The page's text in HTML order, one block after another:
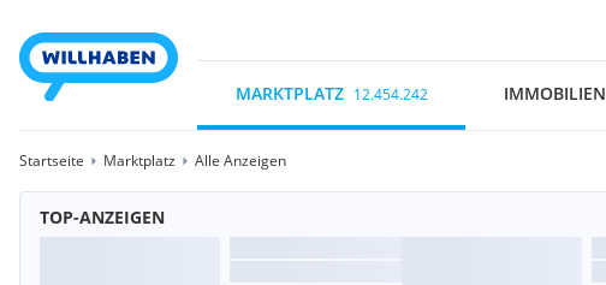
MARKTPLATZ 12.454.242 IMMOBILIEN
Startseite Marktplatz Alle Anzeigen
TOP-ANZEIGEN